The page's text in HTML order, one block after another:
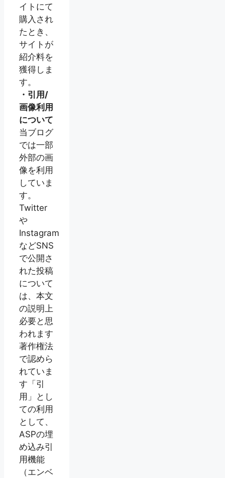
イトにて
購入され
たとき、
サイトが
紹介料を
獲得しま
す。
・引用/
画像利用
について
当ブログ
では一部
外部の画
像を利用
していま
す。
Twitter
や
Instagram
などSNS
で公開さ
れた投稿
について
は、本文
の説明上
必要と思
われます
著作権法
で認めら
れていま
す「引
用」とし
ての利用
として、
ASPの埋
め込み引
用機能
（エンベ